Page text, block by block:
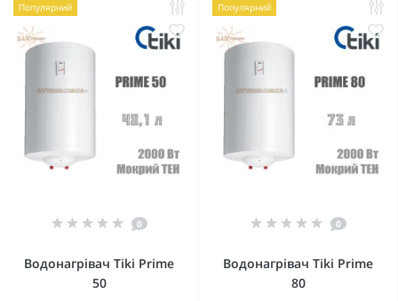
Популярний
0
Водонагрівач Tiki Prime
50
Популярний
0
Водонагрівач Tiki Prime
80